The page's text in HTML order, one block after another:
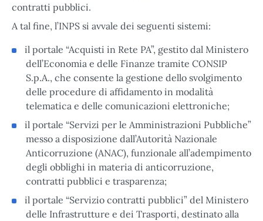
contratti pubblici.
A tal fine, l’INPS si avvale dei seguenti sistemi:
il portale “Acquisti in Rete PA”, gestito dal Ministero
dell’Economia e delle Finanze tramite CONSIP
S.p.A., che consente la gestione dello svolgimento
delle procedure di affidamento in modalità
telematica e delle comunicazioni elettroniche;
il portale “Servizi per le Amministrazioni Pubbliche”
messo a disposizione dall’Autorità Nazionale
Anticorruzione (ANAC), funzionale all’adempimento
degli obblighi in materia di anticorruzione,
contratti pubblici e trasparenza;
il portale “Servizio contratti pubblici” del Ministero
delle Infrastrutture e dei Trasporti, destinato alla